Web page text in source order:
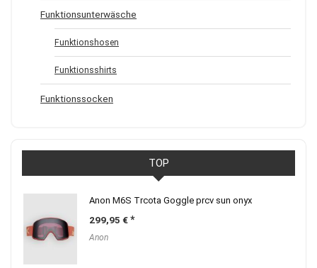
Funktionsunterwäsche
Funktionshosen
Funktionsshirts
Funktionssocken
TOP
Anon M6S Trcota Goggle prcv sun onyx
299,95 €
Anon